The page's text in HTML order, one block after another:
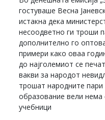
гостуваше Весна
истакна дека
несоодветно ги троши
дополнително го
примери како оваа
до најголемиот се
вакви за народот
трошат народните
образование вели
учебници